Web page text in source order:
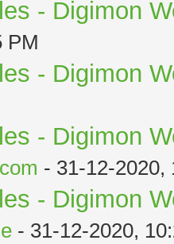
- Digimon
PM
- Digimon
- Digimon
- 31-12-2020,
- Digimon
- 31-12-2020,